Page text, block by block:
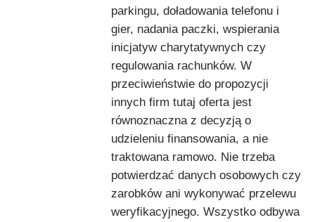
parkingu, doładowania telefonu i
gier, nadania paczki, wspierania
inicjatyw charytatywnych czy
regulowania rachunków. W
przeciwieństwie do propozycji
innych firm tutaj oferta jest
równoznaczna z decyzją o
udzieleniu finansowania, a nie
traktowana ramowo. Nie trzeba
potwierdzać danych osobowych czy
zarobków ani wykonywać przelewu
weryfikacyjnego. Wszystko odbywa